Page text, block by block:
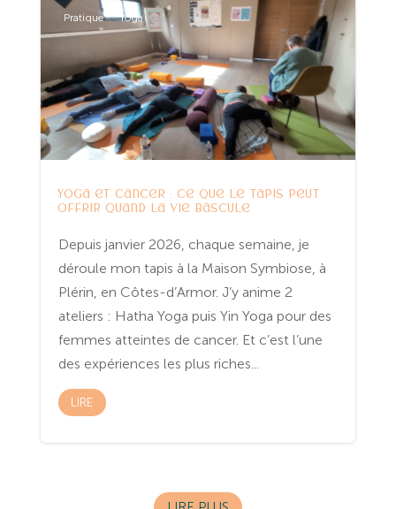
Pratique Yoga
Yoga et cancer : ce que le tapis peut
offrir quand la vie bascule
Depuis janvier 2026, chaque semaine, je
déroule mon tapis à la Maison Symbiose, à
Plérin, en Côtes-d’Armor. J’y anime 2
ateliers : Hatha Yoga puis Yin Yoga pour des
femmes atteintes de cancer. Et c’est l’une
des expériences les plus riches...
LIRE